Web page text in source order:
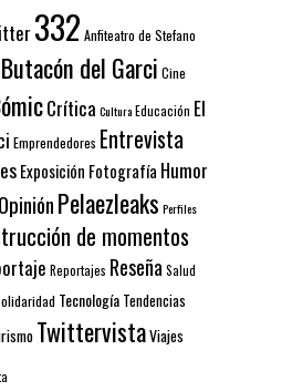
332 Anfiteatro de Stefano
Butacón del Garci Cine
Crítica CulturaEducación El
Emprendedores Entrevista
Exposición Fotografía Humor
OpiniónPelaezleaks Perfiles
de momentos
Reportajes Reseña Salud
Tecnología Tendencias
TwittervistaViajes